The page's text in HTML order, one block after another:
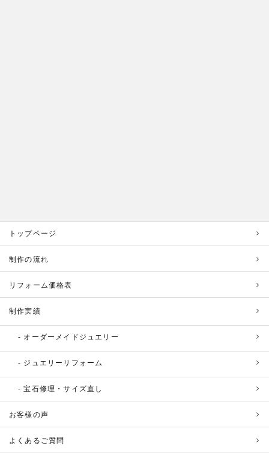
トップページ
制作の流れ
リフォーム価格表
制作実績
オーダーメイドジュエリー
ジュエリーリフォーム
宝石修理・サイズ直し
お客様の声
よくあるご質問